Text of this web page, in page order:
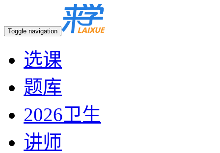
Toggle navigation
选课
题库
2026卫生
讲师